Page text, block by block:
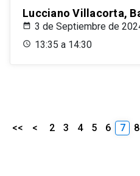
Lucciano Villacorta,
3 de Septiembre de
13:35 a 14:30
<< < 2 3 4 5 6 7 8